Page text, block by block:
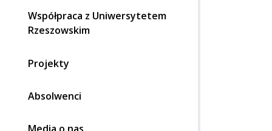
Współpraca z Uniwersytetem
Rzeszowskim
Projekty
Absolwenci